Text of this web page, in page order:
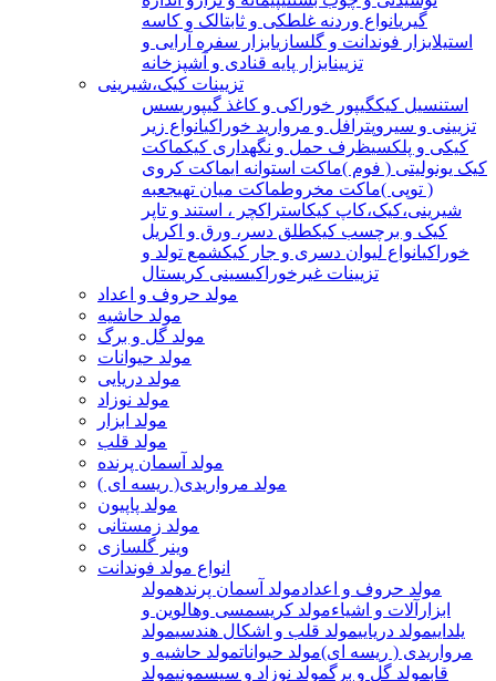
گیریانواع وردنه غلطکی و ثابتالک و کاسه
استیلابزار فوندانت و گلسازیابزار سفره آرایی و
تزیینابزار پایه قنادی و آشپزخانه
تزیینات کیک،شیرینی
استنسیل کیکگیپور خوراکی و کاغذ گیپوریسس
تزیینی و سیروپترافل و مروارید خوراکیانواع زیر
کیکی و پلکسیظرف حمل و نگهداری کیکماکت
کیک یونولیتی ( فوم )ماکت استوانه ایماکت کروی
( توپی )ماکت مخروطماکت میان تهیجعبه
شیرینی،کیک،کاپ کیکاستراکچر ، استند و تاپر
کیک و برچسب کیکطلق دسر، ورق و اکریل
خوراکیانواع لیوان دسری و جار کیکشمع تولد و
تزیینات غیرخوراکیسینی کریستال
مولد حروف و اعداد
مولد حاشیه
مولد گل و برگ
مولد حیوانات
مولد دریایی
مولد نوزاد
مولد ابزار
مولد قلب
مولد آسمان پرنده
مولد مرواریدی( ریسه ای )
مولد پاپیون
مولد زمستانی
وینر گلسازی
انواع مولد فوندانت
مولد حروف و اعدادمولد آسمان پرندهمولد
ابزارآلات و اشیاءمولد کریسمسی وهالوین و
یلداییمولد دریاییمولد قلب و اشکال هندسیمولد
مرواریدی ( ریسه ای)مولد حیواناتمولد حاشیه و
قابمولد گل و برگمولد نوزاد و سیسمونیمولد